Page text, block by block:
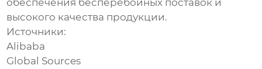
обеспечения бесперебойных поставок и
высокого качества продукции.
Источники:
Alibaba
Global Sources